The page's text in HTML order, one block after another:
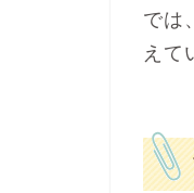
では
えて